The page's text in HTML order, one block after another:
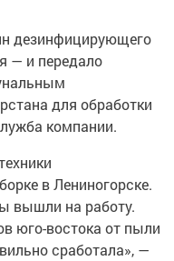
дезинфицирующего
— и передало
для обработки
компании.
в Лениногорске.
вышли на работу.
юго-востока от пыли
сработала», —